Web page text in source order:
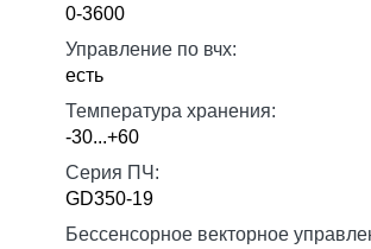
0-3600
Управление по вчх:
есть
Температура хранения:
-30...+60
Серия ПЧ:
GD350-19
Бессенсорное векторное